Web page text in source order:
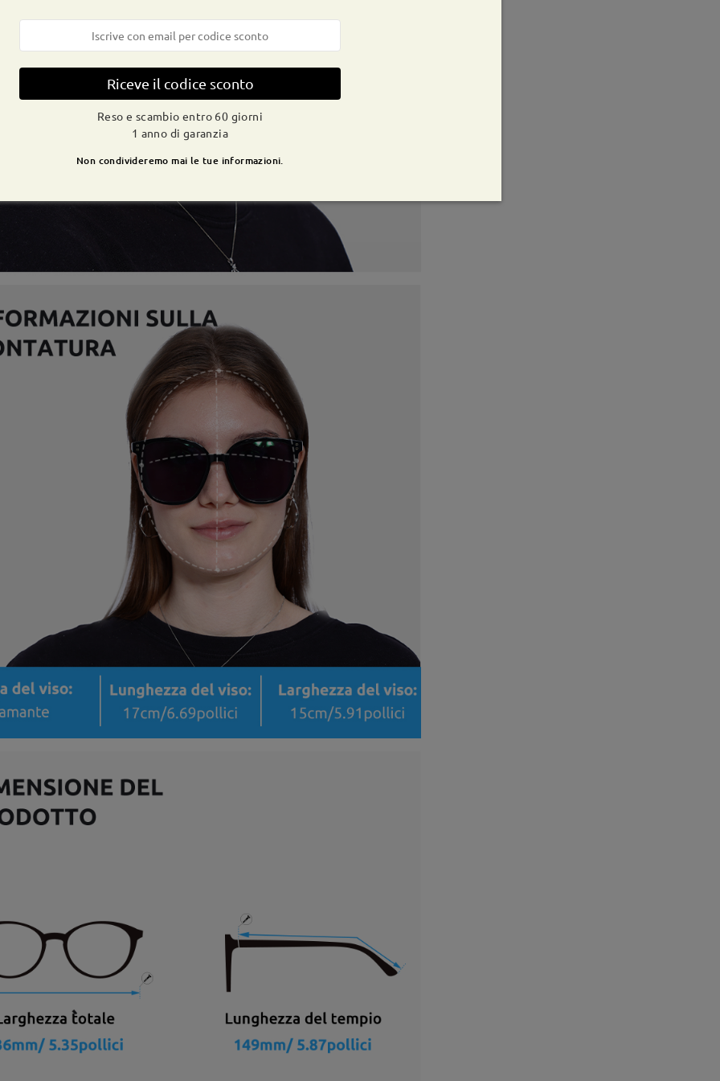
Riceve il codice sconto
Reso e scambio entro 60 giorni
1 anno di garanzia
Non condivideremo mai le tue informazioni.